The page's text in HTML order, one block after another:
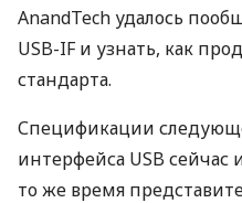
AnandTech удалось
USB-IF и узнать, как
стандарта.
Спецификации
интерфейса USB сейчас
то же время